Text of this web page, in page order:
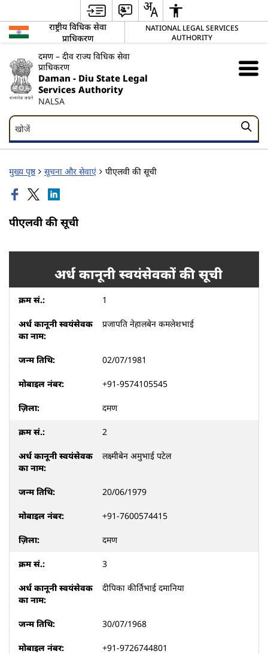
राष्ट्रीय विधिक सेवा
प्राधिकरण
NATIONAL LEGAL SERVICES
AUTHORITY
दमण – दीव राज्य विधिक सेवा
प्राधिकरण
Daman - Diu State Legal
Services Authority
NALSA
खोजें
खोजें
मुख्य पृष्ठ सूचना और सेवाएं पीएलवी की सूची
पीएलवी की सूची
अर्ध कानूनी स्वयंसेवकों की सूची
1
प्रजापति नेहालबेन कमलेशभाई
02/07/1981
+91-9574105545
दमण
2
लक्ष्मीबेन अमुभाई पटेल
20/06/1979
+91-7600574415
दमण
3
दीपिका कीर्तिभाई दमानिया
30/07/1968
+91-9726744801